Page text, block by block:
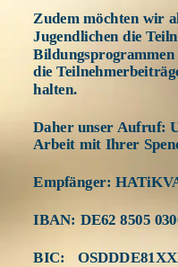
Zudem möchten wir
Jugendlichen die
die
halten.
Daher unser Aufruf:
Arbeit mit Ihrer
Empfänger:
IBAN: DE62 8505
BIC: